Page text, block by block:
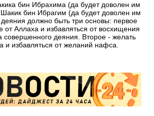
бин Ибрахима (да будет доволен им
бин Ибрагим (да будет доволен им
должно быть три основы: первое
от Аллаха и избавляться от восхищения
совершенного деяния. Второе - желать
и избавляться от желаний нафса.